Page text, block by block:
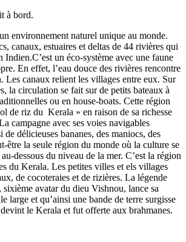
à bord.
environnement naturel unique au monde.
canaux, estuaires et deltas de 44 rivières qui
Indien.C’est un éco-système avec une faune
En effet, l’eau douce des rivières rencontre
Les canaux relient les villages entre eux. Sur
la circulation se fait sur de petits bateaux à
ou en house-boats. Cette région
de riz du Kerala » en raison de sa richesse
campagne avec ses voies navigables
délicieuses bananes, des maniocs, des
être la seule région du monde où la culture se
dessous du niveau de la mer. C’est la région
du Kerala. Les petites villes et els villages
de cocoteraies et de rizières. La légende
sixième avatar du dieu Vishnou, lance sa
large et qu’ainsi une bande de terre surgisse
le Kerala et fut offerte aux brahmanes.